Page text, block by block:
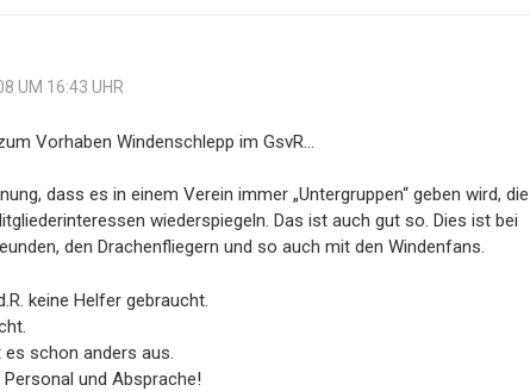
UM 16:43 UHR
Vorhaben Windenschlepp im GsvR…
dass es in einem Verein immer „Untergruppen“ geben wird, die
wiederspiegeln. Das ist auch gut so. Dies ist bei
den Drachenfliegern und so auch mit den Windenfans.
keine Helfer gebraucht.
schon anders aus.
und Absprache!